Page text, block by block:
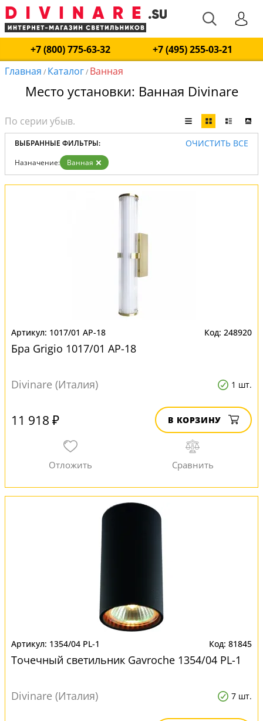
+7 (800) 775-63-32
+7 (495) 255-03-21
Главная / Каталог/ Ванная
Место установки: Ванная Divinare
ВЫБРАННЫЕ ФИЛЬТРЫ: ОЧИСТИТЬ ВСЕ
Назначение: Ванная
1017/01 AP-18 248920
Бра Grigio 1017/01 AP-18
Divinare (Италия) 1 шт.
11 918 ₽ В КОРЗИНУ
1354/04 PL-1 81845
Точечный светильник Gavroche 1354/04 PL-1
Divinare (Италия) 7 шт.